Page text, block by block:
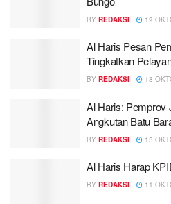
BY REDAKSI 19
Al Haris Pesan
Tingkatkan
BY REDAKSI 18
Al Haris: Pemprov
Angkutan Batu
BY REDAKSI 15
Al Haris Harap
BY REDAKSI 11